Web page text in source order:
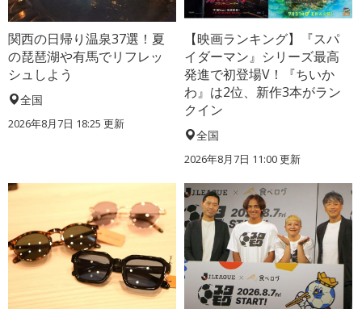
関西の日帰り温泉37選！夏
の琵琶湖や有馬でリフレッ
シュしよう
全国
2026年8月7日 18:25 更新
【映画ランキング】『スパ
イダーマン』シリーズ最高
発進で初登場V！『ちいか
わ』は2位、新作3本がラン
クイン
全国
2026年8月7日 11:00更新